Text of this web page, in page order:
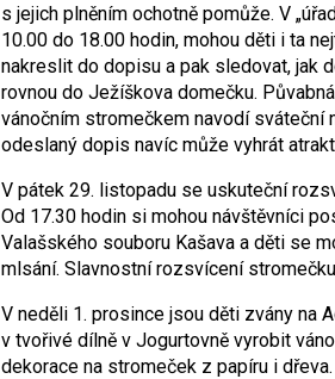
s jejich plněním ochotně pomůže. V
10.00 do 18.00 hodin, mohou děti i ta
nakreslit do dopisu a pak sledovat, jak
rovnou do Ježíškova domečku.
vánočním stromečkem navodí sváteční
odeslaný dopis navíc může vyhrát
V pátek 29. listopadu se uskuteční
Od 17.30 hodin si mohou návštěvníci
Valašského souboru Kašava a děti se
mlsání. Slavnostní rozsvícení
V neděli 1. prosince jsou děti zvány na
v tvořivé dílně v Jogurtovně vyrobit
dekorace na stromeček z papíru i